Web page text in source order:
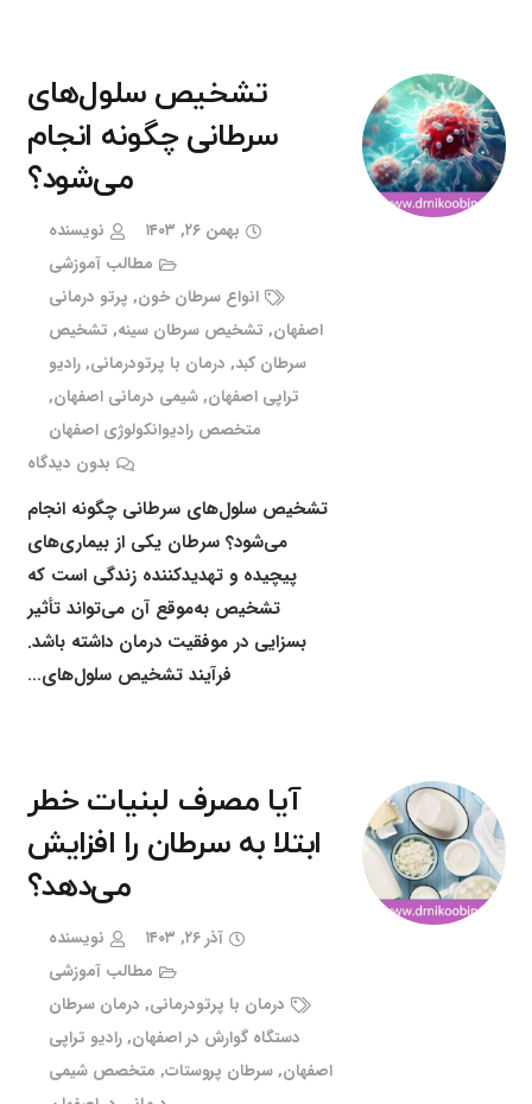
تشخیص سلول‌های
سرطانی چگونه انجام
می‌شود؟
بهمن ۲۶, ۱۴۰۳
نویسنده
مطالب آموزشی
انواع سرطان خون, پرتو درمانی
اصفهان, تشخیص سرطان سینه, تشخیص
سرطان کبد, درمان با پرتودرمانی,رادیو
تراپی اصفهان,شیمی درمانی اصفهان,
متخصص رادیوانکولوژی اصفهان
بدون دیدگاه
تشخیص سلول‌های سرطانی چگونه انجام
می‌شود؟ سرطان یکی از بیماری‌های
پیچیده و تهدیدکننده زندگی است که
تشخیص به‌موقع آن می‌تواند تأثیر
بسزایی در موفقیت درمان داشته باشد.
فرآیند تشخیص سلول‌های…
آیا مصرف لبنیات خطر
ابتلا به سرطان را افزایش
می‌دهد؟
آذر ۲۶, ۱۴۰۳
نویسنده
مطالب آموزشی
درمان با پرتودرمانی, درمان سرطان
دستگاه گوارش در اصفهان,رادیو تراپی
اصفهان,سرطان پروستات, متخصص شیمی